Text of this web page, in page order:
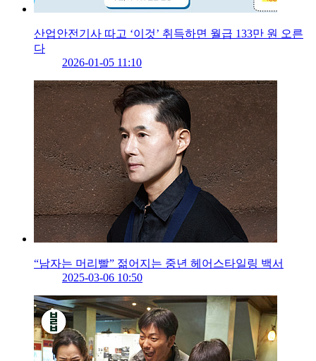
산업안전기사 따고 ‘이것’ 취득하면 월급 133만 원 오른
다
2026-01-05 11:10
“남자는 머리빨” 젊어지는 중년 헤어스타일링 백서
2025-03-06 10:50